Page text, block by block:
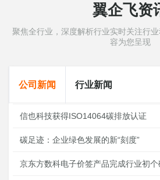
翼企飞资
聚焦全行业，深度解析行业实时关注行
容为您呈现
公司新闻 行业新闻
信也科技获得ISO14064碳排放认证
碳足迹：企业绿色发展的新“刻度”
京东方数科电子价签产品完成行业初